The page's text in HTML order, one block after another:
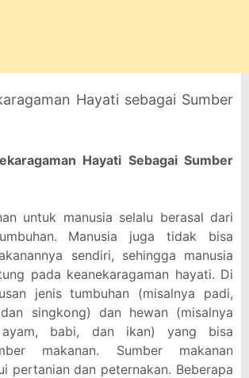
Hayati sebagai Sumber
Hayati Sebagai Sumber
untuk manusia selalu berasal dari
Manusia juga tidak bisa
sendiri, sehingga manusia
pada keanekaragaman hayati. Di
jenis tumbuhan (misalnya padi,
singkong) dan hewan (misalnya
babi, dan ikan) yang bisa
makanan. Sumber makanan
pertanian dan peternakan. Beberapa